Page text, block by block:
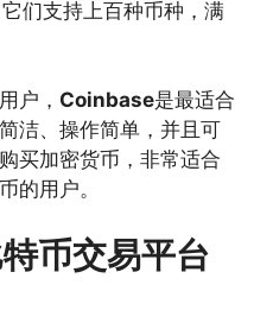
们支持上百种币种，满
户， Coinbase是最适合
洁、操作简单，并且可
买加密货币，非常适合
的用户。
币交易平台